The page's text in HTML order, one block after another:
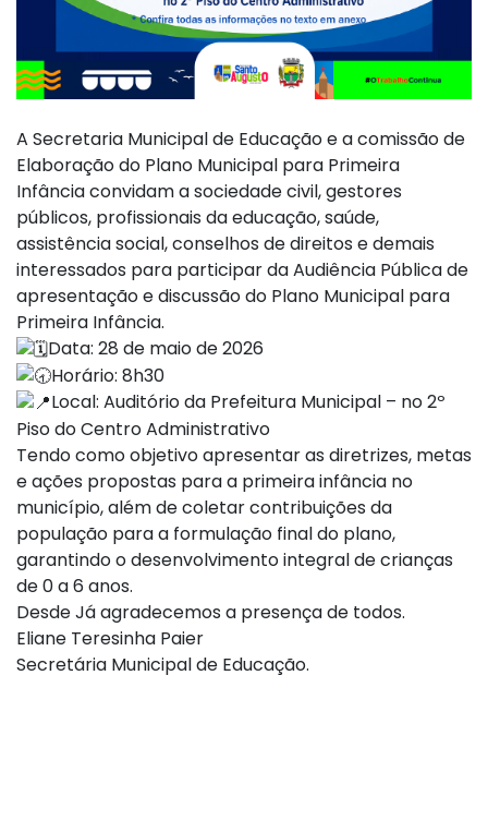
A Secretaria Municipal de Educação e a comissão de
Elaboração do Plano Municipal para Primeira
Infância convidam a sociedade civil, gestores
públicos, profissionais da educação, saúde,
assistência social, conselhos de direitos e demais
interessados para participar da Audiência Pública de
apresentação e discussão do Plano Municipal para
Primeira Infância.
Data: 28 de maio de 2026
Horário: 8h30
Local: Auditório da Prefeitura Municipal – no 2º
Piso do Centro Administrativo
Tendo como objetivo apresentar as diretrizes, metas
e ações propostas para a primeira infância no
município, além de coletar contribuições da
população para a formulação final do plano,
garantindo o desenvolvimento integral de crianças
de 0 a 6 anos.
Desde Já agradecemos a presença de todos.
Eliane Teresinha Paier
Secretária Municipal de Educação.